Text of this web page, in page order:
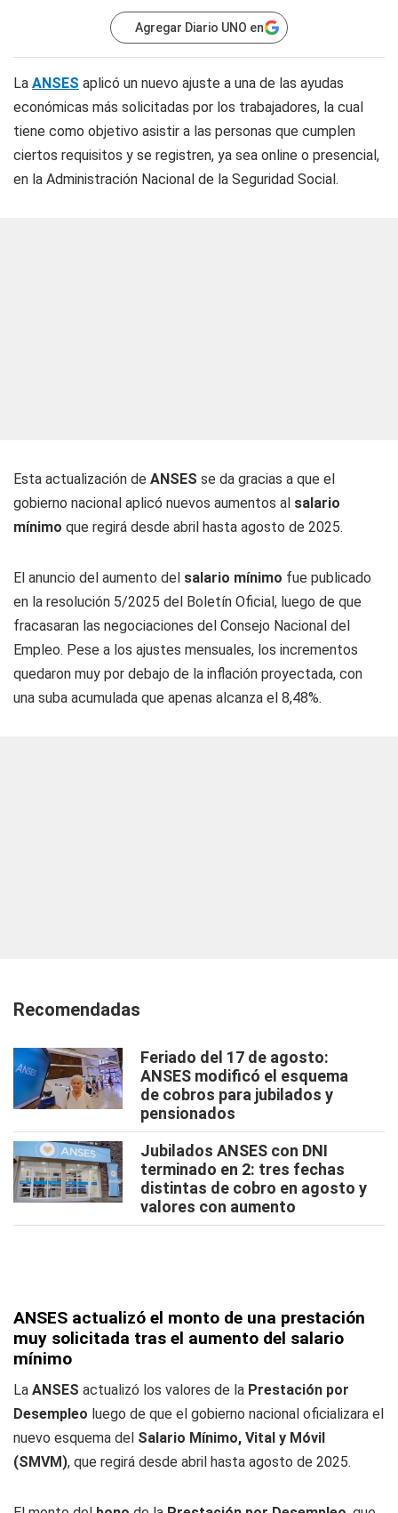
Agregar Diario UNO en
La ANSES aplicó un nuevo ajuste a una de las ayudas
económicas más solicitadas por los trabajadores, la cual
tiene como objetivo asistir a las personas que cumplen
ciertos requisitos y se registren, ya sea online o presencial,
en la Administración Nacional de la Seguridad Social.
Esta actualización de ANSES se da gracias a que el
gobierno nacional aplicó nuevos aumentos al salario
mínimo que regirá desde abril hasta agosto de 2025.
El anuncio del aumento del salario mínimo fue publicado
en la resolución 5/2025 del Boletín Oficial, luego de que
fracasaran las negociaciones del Consejo Nacional del
Empleo. Pese a los ajustes mensuales, los incrementos
quedaron muy por debajo de la inflación proyectada, con
una suba acumulada que apenas alcanza el 8,48%.
Recomendadas
Feriado del 17 de agosto:
ANSES modificó el esquema
de cobros para jubilados y
pensionados
Jubilados ANSES con DNI
terminado en 2: tres fechas
distintas de cobro en agosto y
valores con aumento
ANSES actualizó el monto de una prestación
muy solicitada tras el aumento del salario
mínimo
La ANSES actualizó los valores de la Prestación por
Desempleo luego de que el gobierno nacional oficializara el
nuevo esquema del Salario Mínimo, Vital y Móvil
(SMVM), que regirá desde abril hasta agosto de 2025.